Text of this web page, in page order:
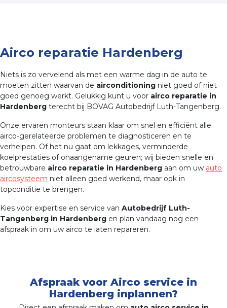
Airco reparatie Hardenberg
Niets is zo vervelend als met een warme dag in de auto te
moeten zitten waarvan de airconditioning niet goed of niet
goed genoeg werkt. Gelukkig kunt u voor airco reparatie in
Hardenberg terecht bij BOVAG Autobedrijf Luth-Tangenberg.
Onze ervaren monteurs staan klaar om snel en efficiënt alle
airco-gerelateerde problemen te diagnosticeren en te
verhelpen. Of het nu gaat om lekkages, verminderde
koelprestaties of onaangename geuren; wij bieden snelle en
betrouwbare airco reparatie in Hardenberg aan om uw auto
aircosysteem niet alleen goed werkend, maar ook in
topconditie te brengen.
Kies voor expertise en service van Autobedrijf Luth-
Tangenberg in Hardenberg en plan vandaag nog een
afspraak in om uw airco te laten repareren.
Afspraak voor Airco service in
Hardenberg inplannen?